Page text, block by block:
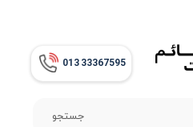
013​​​​​​​ 33367595
جستجو